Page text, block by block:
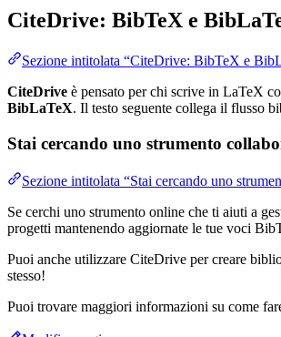
CiteDrive: BibTeX e
Sezione intitolata “CiteDrive: BibTeX e
CiteDrive è pensato per chi scrive in LaTeX
BibLaTeX. Il testo seguente collega il flusso
Stai cercando uno strumento
Sezione intitolata “Stai cercando uno
Se cerchi uno strumento online che ti aiuti a
progetti mantenendo aggiornate le tue voci
Puoi anche utilizzare CiteDrive per creare
stesso!
Puoi trovare maggiori informazioni su come